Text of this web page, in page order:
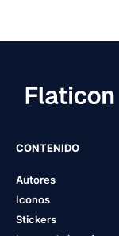
CONTENIDO
Autores
Iconos
Stickers